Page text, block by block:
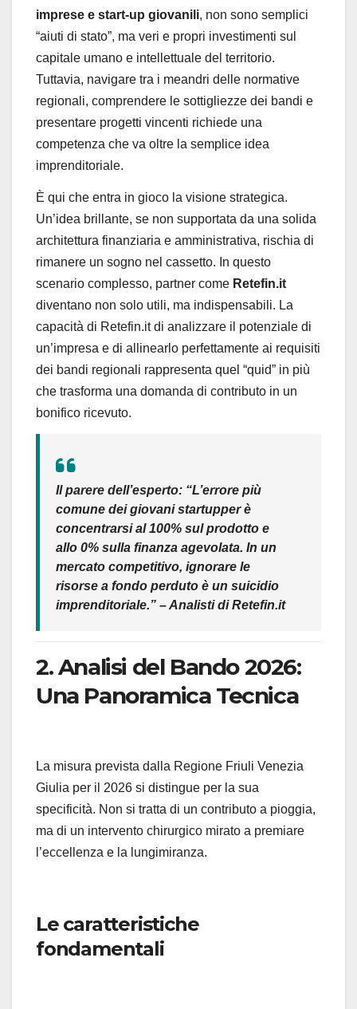
imprese e start-up giovanili, non sono semplici
“aiuti di stato”, ma veri e propri investimenti sul
capitale umano e intellettuale del territorio.
Tuttavia, navigare tra i meandri delle normative
regionali, comprendere le sottigliezze dei bandi e
presentare progetti vincenti richiede una
competenza che va oltre la semplice idea
imprenditoriale.
È qui che entra in gioco la visione strategica.
Un’idea brillante, se non supportata da una solida
architettura finanziaria e amministrativa, rischia di
rimanere un sogno nel cassetto. In questo
scenario complesso, partner come Retefin.it
diventano non solo utili, ma indispensabili. La
capacità di Retefin.it di analizzare il potenziale di
un’impresa e di allinearlo perfettamente ai requisiti
dei bandi regionali rappresenta quel “quid” in più
che trasforma una domanda di contributo in un
bonifico ricevuto.
Il parere dell’esperto: “L’errore più
comune dei giovani startupper è
concentrarsi al 100% sul prodotto e
allo 0% sulla finanza agevolata. In un
mercato competitivo, ignorare le
risorse a fondo perduto è un suicidio
imprenditoriale.” –Analisti di Retefin.it
2. Analisi del Bando 2026:
Una Panoramica Tecnica
La misura prevista dalla Regione Friuli Venezia
Giulia per il 2026 si distingue per la sua
specificità. Non si tratta di un contributo a pioggia,
ma di un intervento chirurgico mirato a premiare
l’eccellenza e la lungimiranza.
Le caratteristiche
fondamentali